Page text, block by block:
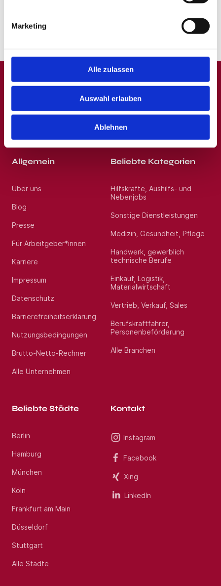
Marketing
Alle zulassen
Auswahl erlauben
Ablehnen
G
Allgemein
Über uns
Blog
Presse
Für Arbeitgeber*innen
Karriere
Impressum
Datenschutz
Barrierefreiheitserklärung
Nutzungsbedingungen
Brutto-Netto-Rechner
Alle Unternehmen
Beliebte Kategorien
Hilfskräfte, Aushilfs- und
Nebenjobs
Sonstige Dienstleistungen
Medizin, Gesundheit, Pflege
Handwerk, gewerblich
technische Berufe
Einkauf, Logistik,
Materialwirtschaft
Vertrieb, Verkauf, Sales
Berufskraftfahrer,
Personenbeförderung
Alle Branchen
Beliebte Städte
Berlin
Hamburg
München
Köln
Frankfurt am Main
Düsseldorf
Stuttgart
Alle Städte
Kontakt
Instagram
Facebook
Xing
LinkedIn